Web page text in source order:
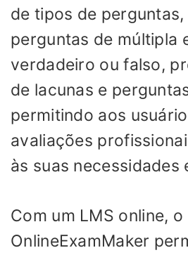
de tipos de
perguntas de múltipla
verdadeiro ou falso,
de lacunas e
permitindo aos
avaliações
às suas necessidades
Com um LMS online, o
OnlineExamMaker